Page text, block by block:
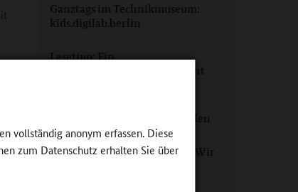
vollständig anonym erfassen. Diese
zum Datenschutz erhalten Sie über
der
Ganztags im Technikmuseum:
kids.digilab.berlin
Lesetipp: Ein
„Schulgartenleitfaden“ – nicht
Mut zu grünen Ganztagsschulen
Schulverpflegung in Berlin: „Wir